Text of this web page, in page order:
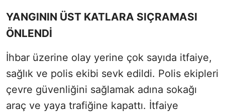
YANGININ ÜST KATLARA SIÇRAMASI
ÖNLENDİ
İhbar üzerine olay yerine çok sayıda itfaiye,
sağlık ve polis ekibi sevk edildi. Polis ekipleri
çevre güvenliğini sağlamak adına sokağı
araç ve yaya trafiğine kapattı. İtfaiye